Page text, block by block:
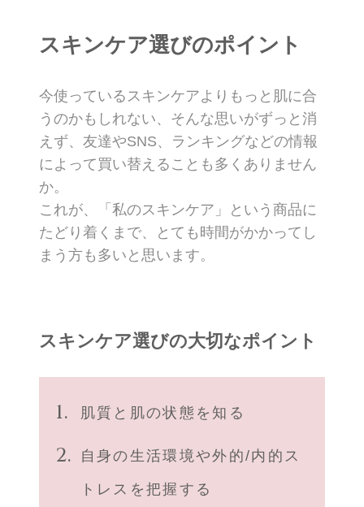
スキンケア選びのポイント
今使っているスキンケアよりもっと肌に合
うのかもしれない、そんな思いがずっと消
えず、友達やSNS、ランキングなどの情報
によって買い替えることも多くありません
か。
これが、「私のスキンケア」という商品に
たどり着くまで、とても時間がかかってし
まう方も多いと思います。
スキンケア選びの大切なポイント
肌質と肌の状態を知る
自身の生活環境や外的/内的ス
トレスを把握する